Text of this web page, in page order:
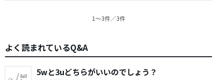
1〜3件／3件
よく読まれているQ&A
5wと3uどちらがいいのでしょう？